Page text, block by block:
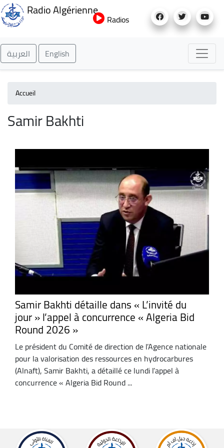
au
Radio Algérienne
Radios
العربية English
Accueil
Samir Bakhti
Samir Bakhti détaille dans « L’invité du
jour » l’appel à concurrence « Algeria Bid
Round 2026 »
Le président du Comité de direction de l’Agence nationale
pour la valorisation des ressources en hydrocarbures
(Alnaft), Samir Bakhti, a détaillé ce lundi l’appel à
concurrence « Algeria Bid Round ...